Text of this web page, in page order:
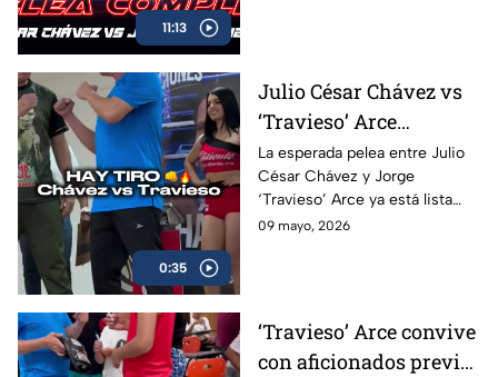
11:13
0:35
Julio César Chávez vs
‘Travieso’ Arce
cumplen con la
báscula; habrá pelea en
Box Azteca
La esperada pelea entre Julio
César Chávez y Jorge
‘Travieso’ Arce ya está lista
luego de que ambos superaran
09 mayo, 2026
‘Travieso’ Arce convive
con aficionados previo